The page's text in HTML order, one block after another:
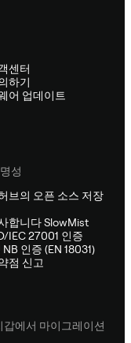
센터
하기
어 업데이트
성
브의 오픈 소스 저장
합니다 SlowMist
IEC 27001 인증
NB 인증 (EN 18031)
점 신고
갑에서 마이그레이션